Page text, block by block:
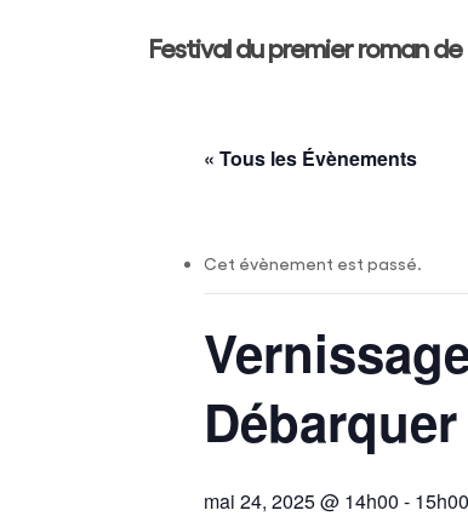
Hit enter to search or ESC to close
Festival du premier roman
« Tous les Évènements
Cet évènement est passé.
Débarquer
mai 24, 2025 @ 14h00 - 15h00